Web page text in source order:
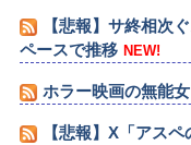
【悲報】サ終相次
ペースで推移 NEW!
ホラー映画の無能
【悲報】X「アス